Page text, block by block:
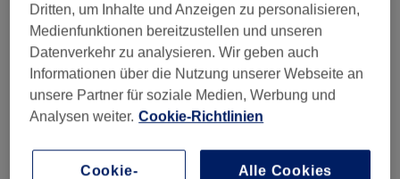
Salonbewertungen
5,0
Dritten, um Inhalte und Anzeigen zu personalisieren,
Medienfunktionen bereitzustellen und unseren
Datenverkehr zu analysieren. Wir geben auch
Informationen über die Nutzung unserer Webseite an
unsere Partner für soziale Medien, Werbung und
Analysen weiter. Cookie-Richtlinien
Cookie-
Alle Cookies